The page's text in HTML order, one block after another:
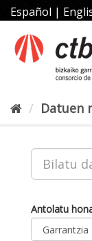
Joan
edukira
Español |
Datuen
Antolatu